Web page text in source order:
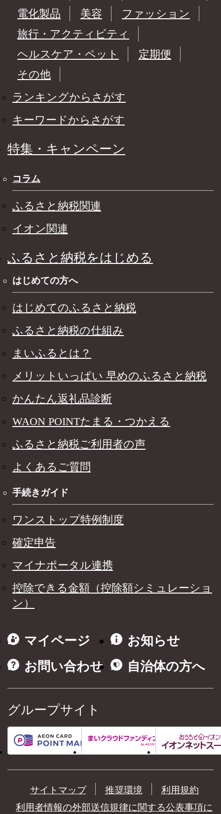
電化製品
美容
ファッション
旅行・アクティビティ
ヘルスケア・ペット
定期便
その他
ランキングからさがす
キーワードからさがす
特集・キャンペーン
コラム
ふるさと納税関連
イオン関連
ふるさと納税をはじめる
はじめての方へ
はじめてのふるさと納税
ふるさと納税の仕組み
まいふるとは？
メリットいっぱい 早めのふるさと納税
かんたん返礼品診断
WAON POINTたまる・つかえる
ふるさと納税ご利用者の声
よくあるご質問
手続きガイド
ワンストップ特例制度
確定申告
マイナポータル連携
控除できる金額（控除額シミュレーショ
ン）
マイページ
お知らせ
お問い合わせ
自治体の方へ
グループサイト
サイトマップ 推奨環境
利用規約
利用者情報の外部送信規律に関する公表事項に